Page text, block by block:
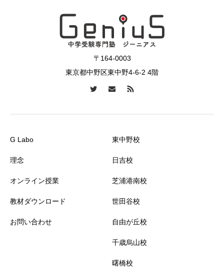
〒164-0003
東京都中野区東中野4-6-2 4階
G Labo
理念
オンライン授業
教材ダウンロード
お問い合わせ
東中野校
日吉校
芝浦港南校
世田谷校
自由が丘校
千歳烏山校
曙橋校